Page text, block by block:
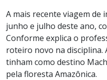
A mais recente viagem de
junho e julho deste ano,
Conforme explica o
roteiro novo na disciplina.
tinham como destino
pela floresta Amazônica.